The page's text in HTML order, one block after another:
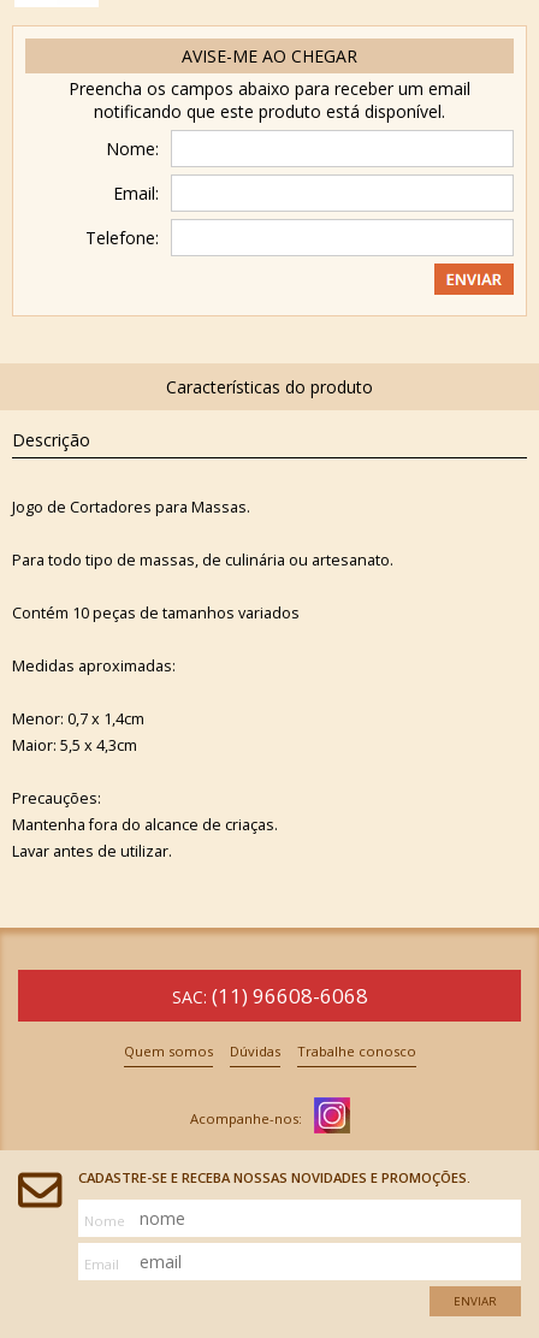
AVISE-ME AO CHEGAR
Preencha os campos abaixo para receber um email
notificando que este produto está disponível.
Nome:
Email:
Telefone:
Descrição
Jogo de Cortadores para Massas.
Para todo tipo de massas, de culinária ou artesanato.
Contém 10 peças de tamanhos variados
Medidas aproximadas:
Menor: 0,7 x 1,4cm
Maior: 5,5 x 4,3cm
Precauções:
Mantenha fora do alcance de criaças.
Lavar antes de utilizar.
SAC: (11) 96608-6068
Quem somos Dúvidas Trabalhe conosco
CADASTRE-SE E RECEBA NOSSAS NOVIDADES E PROMOÇÕES.
Nome
Email
ENVIAR